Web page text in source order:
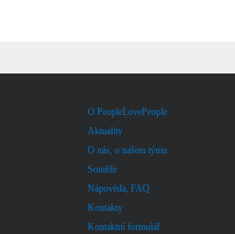
O PeopleLovePeople
Aktuality
O nás, o našem týmu
Soutěže
Nápověda, FAQ
Kontakty
Kontaktní formulář